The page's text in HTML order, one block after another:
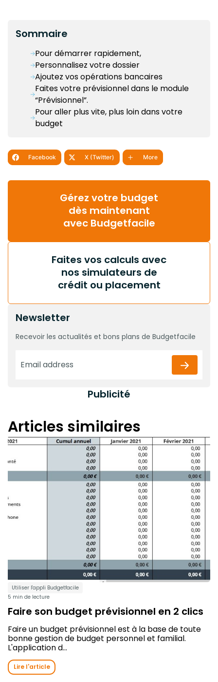
Sommaire
Pour démarrer rapidement,
Personnalisez votre dossier
Ajoutez vos opérations bancaires
Faites votre prévisionnel dans le module
“Prévisionnel”.
Pour aller plus vite, plus loin dans votre
budget
Facebook X (Twitter) More
Gérez votre budget
dès maintenant
avec Budgetfacile
Faites vos calculs avec
nos simulateurs de
crédit ou placement
Newsletter
Recevoir les actualités et bons plans de Budgetfacile
Publicité
Articles similaires
Utiliser l'appli Budgetfacile
5 min de lecture
Faire son budget prévisionnel en 2 clics
Faire un budget prévisionnel est à la base de toute
bonne gestion de budget personnel et familial.
L'application d...
Lire l'article